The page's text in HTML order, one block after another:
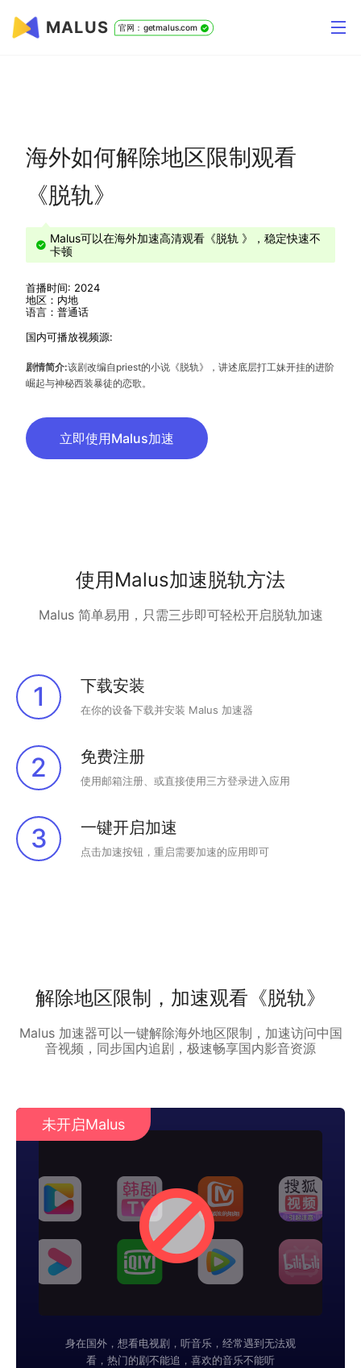
MALUS 官网：getmalus.com
海外如何解除地区限制观看
《脱轨》
Malus可以在海外加速高清观看《脱轨 》，稳定快速不
卡顿
首播时间: 2024
地区：内地
语言：普通话
国内可播放视频源:
剧情简介:该剧改编自priest的小说《脱轨》，讲述底层打工妹开挂的进阶
崛起与神秘西装暴徒的恋歌。
立即使用Malus加速
使用Malus加速脱轨方法
Malus 简单易用，只需三步即可轻松开启脱轨加速
1 下载安装
在你的设备下载并安装 Malus 加速器
2 免费注册
使用邮箱注册、或直接使用三方登录进入应用
3 一键开启加速
点击加速按钮，重启需要加速的应用即可
解除地区限制，加速观看《脱轨》
Malus 加速器可以一键解除海外地区限制，加速访问中国
音视频，同步国内追剧，极速畅享国内影音资源
未开启Malus
身在国外，想看电视剧，听音乐，经常遇到无法观
看，热门的剧不能追，喜欢的音乐不能听